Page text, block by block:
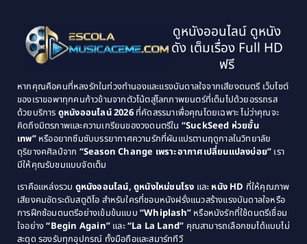
ดูหนังออนไลน์ ดูหนัง
ดัง เต็มเรื่อง Full HD
ฟรี
หากคุณคือคนที่หลงรักในท่วงทำนองและแรงบันดาลใจจากเสียงดนตรี เว็บไซต์
ของเราขอพาทุกคนก้าวข้ามจากตัวโน้ตสู่โลกภาพยนตร์ที่เต็มไปด้วยอรรถรส
ด้วยบริการ ดูหนังออนไลน์ 2026ที่คัดสรรมาเพื่อคุณโดยเฉพาะ ไม่ว่าคุณจะ
คิดถึงมิตรภาพและความเกรียนของวงดนตรีใน “SuckSeed ห่วยขั้น
เทพ”หรืออยากซึมซับบรรยากาศความรักที่ผันแปรตามฤดูกาลในวิทยาลัย
ดุริยางคศิลป์จาก “Season Change เพราะอากาศเปลี่ยนแปลงบ่อย” เรา
มีให้คุณรับชมแบบจัดเต็ม
เราคือแหล่งรวม ดูหนังออนไลน์, ดูหนังใหม่ชนโรง และ หนัง HD ที่ให้คุณภาพ
เสียงคมชัดระดับสตูดิโอ สำหรับใครที่ชอบหนังฝรั่งแนวสร้างแรงบันดาลใจหรือ
การฝึกซ้อมดนตรีอย่างเข้มข้นแบบ “Whiplash” หรือหนังรักที่ใช้ดนตรีเชื่อม
ใจอย่าง“Begin Again” และ“La La Land” คุณสามารถเลือกชมได้แบบไม่
สะดุด รองรับทุกอุปกรณ์ ทั้งมือถือและสมาร์ททีวี